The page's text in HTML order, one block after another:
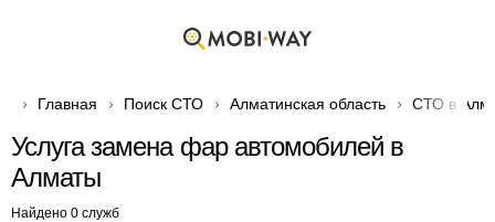
Главная Поиск СТО Алматинская область СТО в
Услуга замена фар автомобилей в
Алматы
Найдено 0 служб